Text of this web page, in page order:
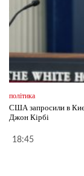
політика
США запросили в
Джон Кірбі
18:45